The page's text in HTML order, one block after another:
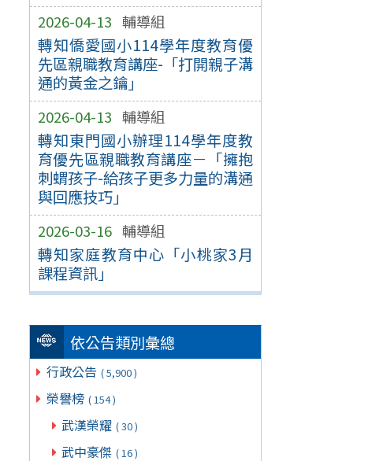
2026-04-13 輔導組
轉知僑愛國小114學年度教育優
先區親職教育講座-「打開親子溝
通的黃金之鑰」
2026-04-13 輔導組
轉知東門國小辦理114學年度教
育優先區親職教育講座－「擁抱
刺蝟孩子-給孩子更多力量的溝通
與回應技巧」
2026-03-16 輔導組
轉知家庭教育中心「小桃家3月
課程資訊」
依公告類別彙總
行政公告 ( 5,900 )
榮譽榜 ( 154 )
武漢榮耀 ( 30 )
武中豪傑 ( 16 )